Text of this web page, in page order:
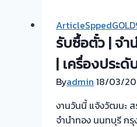
ทอง
ยินดี
บริการ
รับ
ไถ่ถอน
ถึง
รับซื้อตั๋ว | จำ
| เครื่องประดั
Byadmin 18/03/
งานวันนี้ แจ้งวัฒนะ
จำนำทอง นนทบุรี ก